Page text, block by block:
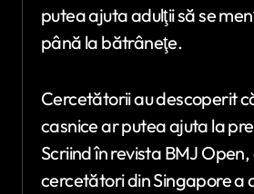
putea ajuta adulţii să se
până la bătrâneţe.
Cercetătorii au descoperit
casnice ar putea ajuta la
Scriind în revista BMJ
cercetători din Singapore a